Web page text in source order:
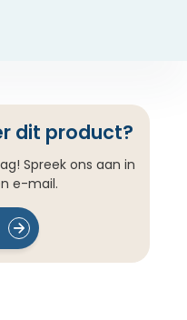
dit product?
Spreek ons aan in
e-mail.